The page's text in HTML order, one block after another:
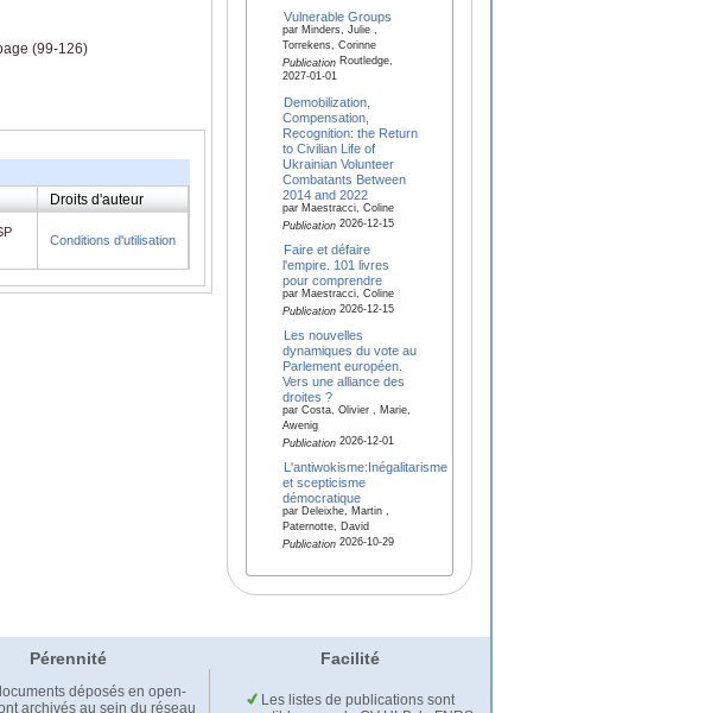
(99-126)
Droits d'auteur
Conditions d'utilisation
Vulnerable Groups
par Minders, Julie ,
Torrekens, Corinne
PublicationRoutledge,
2027-01-01
Demobilization,
Compensation,
Recognition: the Return
to Civilian Life of
Ukrainian Volunteer
Combatants Between
2014 and 2022
par Maestracci, Coline
Publication2026-12-15
Faire et défaire
l'empire. 101 livres
pour comprendre
par Maestracci, Coline
Publication2026-12-15
Les nouvelles
dynamiques du vote au
Parlement européen.
Vers une alliance des
droites ?
par Costa, Olivier , Marie,
Awenig
Publication2026-12-01
L'antiwokisme:Inégalitarisme
et scepticisme
démocratique
par Deleixhe, Martin ,
Paternotte, David
Publication2026-10-29
Pérennité Facilité
déposés en open-
archivés au sein du réseau
Les listes de publications sont